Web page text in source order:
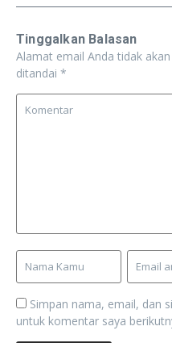
Tinggalkan Balasan
Alamat email Anda tidak
ditandai *
Simpan nama, email, dan
untuk komentar saya